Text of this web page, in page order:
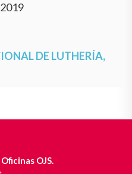
DE LUTHERÍA,
OJS.